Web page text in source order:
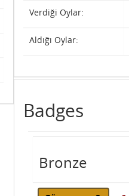
Verdiği Oylar:
Aldığı Oylar:
Badges
Bronze